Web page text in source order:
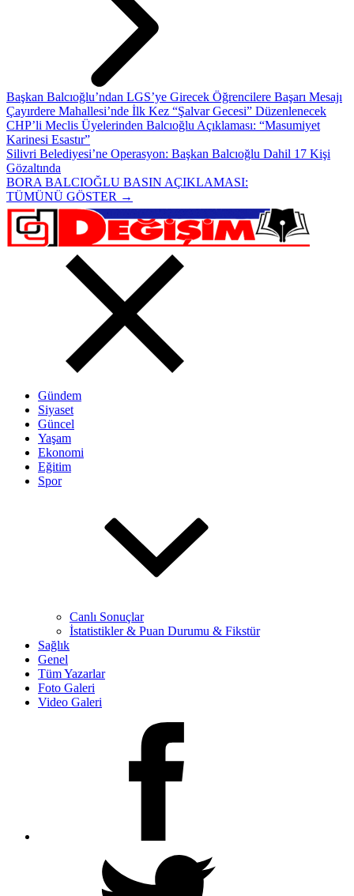
Başkan Balcıoğlu’ndan LGS’ye Girecek Öğrencilere Başarı Mesajı
Çayırdere Mahallesi’nde İlk Kez “Şalvar Gecesi” Düzenlenecek
CHP’li Meclis Üyelerinden Balcıoğlu Açıklaması: “Masumiyet
Karinesi Esastır”
Silivri Belediyesi’ne Operasyon: Başkan Balcıoğlu Dahil 17 Kişi
Gözaltında
BORA BALCIOĞLU BASIN AÇIKLAMASI:
TÜMÜNÜ GÖSTER →
Gündem
Siyaset
Güncel
Yaşam
Ekonomi
Eğitim
Spor
Canlı Sonuçlar
İstatistikler & Puan Durumu & Fikstür
Sağlık
Genel
Tüm Yazarlar
Foto Galeri
Video Galeri